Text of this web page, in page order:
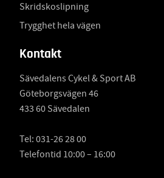
Skridskoslipning
Trygghet hela vägen
Kontakt
Sävedalens Cykel & Sport AB
Göteborgsvägen 46
433 60 Sävedalen
Tel: 031-26 28 00
Telefontid 10:00 – 16:00